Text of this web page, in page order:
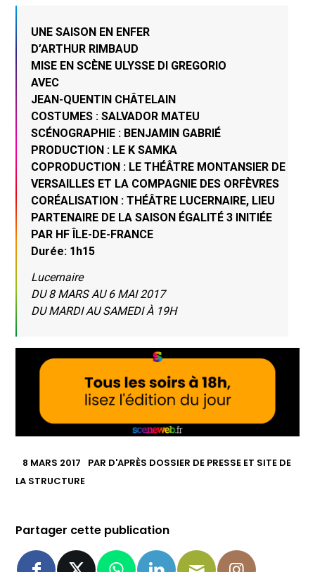
UNE SAISON EN ENFER
D’ARTHUR RIMBAUD
MISE EN SCÈNE ULYSSE DI GREGORIO
AVEC
JEAN-QUENTIN CHÂTELAIN
COSTUMES : SALVADOR MATEU
SCÉNOGRAPHIE : BENJAMIN GABRIÉ
PRODUCTION : LE K SAMKA
COPRODUCTION : LE THÉÂTRE MONTANSIER DE
VERSAILLES ET LA COMPAGNIE DES ORFÈVRES
CORÉALISATION : THÉÂTRE LUCERNAIRE, LIEU
PARTENAIRE DE LA SAISON ÉGALITÉ 3 INITIÉE
PAR HF ÎLE-DE-FRANCE
Durée: 1h15
Lucernaire
DU 8 MARS AU 6 MAI 2017
DU MARDI AU SAMEDI À 19H
8 MARS 2017 PAR D'APRÈS DOSSIER DE PRESSE ET SITE DE
LA STRUCTURE
Partager cette publication